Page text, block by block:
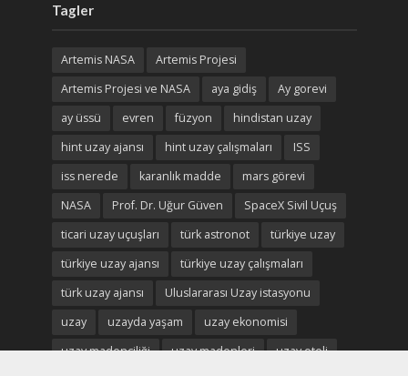
Tagler
Artemis NASA
Artemis Projesi
Artemis Projesi ve NASA
aya gidiş
Ay gorevi
ay üssü
evren füzyon
hindistan uzay
hint uzay ajansı
hint uzay çalışmaları
ISS
iss nerede
karanlık madde
mars görevi
NASA
Prof. Dr. Uğur Güven
SpaceX Sivil Uçuş
ticari uzay uçuşları
türk astronot
türkiye uzay
türkiye uzay ajansı
türkiye uzay çalışmaları
türk uzay ajansı
Uluslararası Uzay istasyonu
uzay
uzayda yaşam
uzay ekonomisi
uzay madenciliği
uzay madenleri
uzay oteli